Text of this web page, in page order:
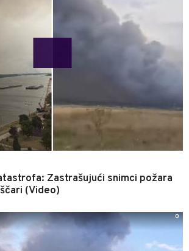
Zastrašujući snimci požara
(Video)
0